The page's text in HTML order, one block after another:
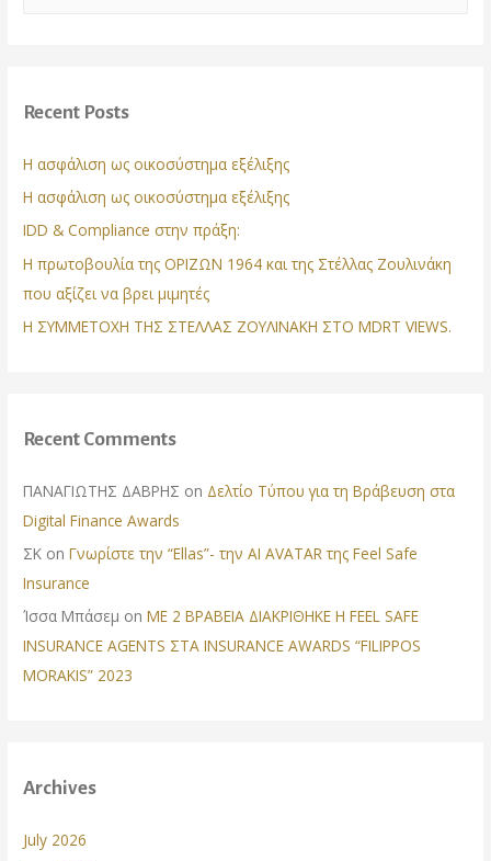
h
o
r
:
Recent Posts
Η ασφάλιση ως οικοσύστημα εξέλιξης
Η ασφάλιση ως οικοσύστημα εξέλιξης
IDD & Compliance στην πράξη:
Η πρωτοβουλία της ΟΡΙΖΩΝ 1964 και της Στέλλας Ζουλινάκη
που αξίζει να βρει μιμητές
Η ΣΥΜΜΕΤΟΧΗ ΤΗΣ ΣΤΕΛΛΑΣ ΖΟΥΛΙΝΑΚΗ ΣΤΟ MDRT VIEWS.
Recent Comments
ΠΑΝΑΓΙΩΤΗΣ ΔΑΒΡΗΣ on Δελτίο Τύπου για τη Βράβευση στα
Digital Finance Awards
ΣΚ onΓνωρίστε την “Ellas”- την AI AVATAR της Feel Safe
Insurance
Ίσσα Μπάσεμ onΜΕ 2 ΒΡΑΒΕΙΑ ΔΙΑΚΡΙΘΗΚΕ Η FEEL SAFE
INSURANCE AGENTS ΣΤΑ INSURANCE AWARDS “FILIPPOS
MORAKIS” 2023
Archives
July 2026